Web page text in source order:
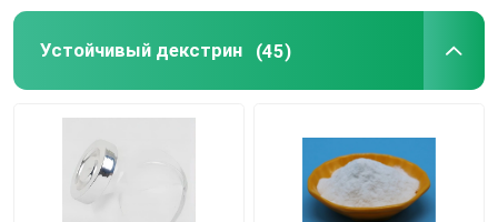
Устойчивый декстрин (45)